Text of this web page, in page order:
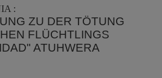
:
ZU DER TÖTUNG
FLÜCHTLINGS
ATUHWERA